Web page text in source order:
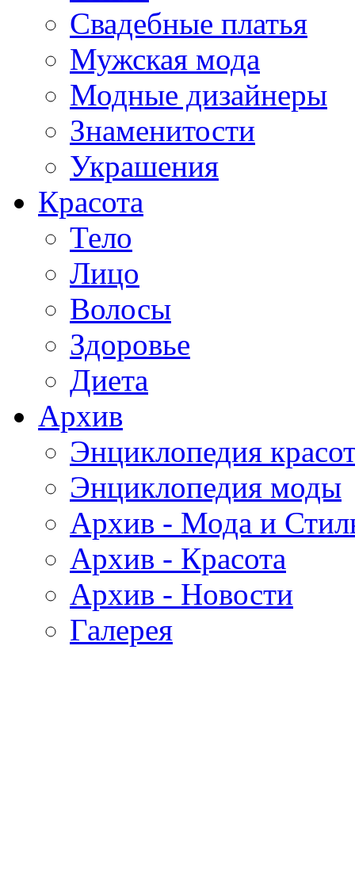
Свадебные платья
Мужская мода
Модные дизайнеры
Знаменитости
Украшения
Красота
Тело
Лицо
Волосы
Здоровье
Диета
Архив
Энциклопедия
Энциклопедия моды
Архив - Мода и
Архив - Красота
Архив - Новости
Галерея